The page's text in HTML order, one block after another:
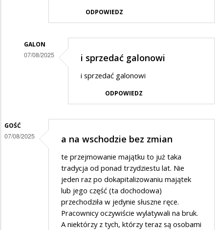
ODPOWIEDZ
GALON
07/08/2025
na
i sprzedać galonowi
i sprzedać galonowi
ODPOWIEDZ
GOŚĆ
07/08/2025 a na wschodzie bez zmian
te przejmowanie majątku to już taka
tradycja od ponad trzydziestu lat. Nie
jeden raz po dokapitalizowaniu majątek
lub jego część (ta dochodowa)
przechodziła w jedynie słuszne ręce.
Pracownicy oczywiście wylatywali na bruk.
A niektórzy z tych, którzy teraz są osobami